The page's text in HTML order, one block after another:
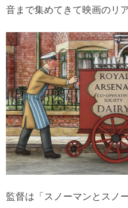
音まで集めてきて映画のリ
監督は「スノーマンとスノ